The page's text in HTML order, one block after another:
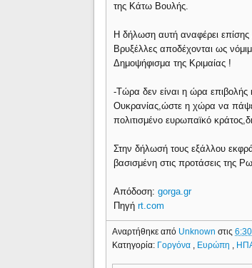
της Κάτω Βουλής.
Η δήλωση αυτή αναφέρει
Βρυξέλλες αποδέχονται ως
Δημοψήφισμα της Κριμαίας !
-Τώρα δεν είναι η ώρα
Ουκρανίας,ώστε η χώρα να πάψει
πολιτισμένο ευρωπαϊκό
Στην δήλωσή τους εξάλλου
βασισμένη στις προτάσεις της
Απόδοση:gorga.gr
Πηγήrt.com
Αναρτήθηκε από Unknownστις
Κατηγορία: Γοργόνα Ευρώπη